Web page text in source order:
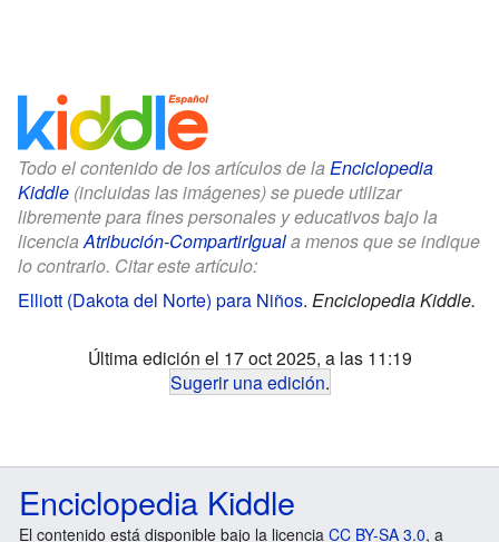
Todo el contenido de los artículos de la Enciclopedia
Kiddle (incluidas las imágenes) se puede utilizar
libremente para fines personales y educativos bajo la
licenciaAtribución-CompartirIguala menos que se indique
lo contrario. Citar este artículo:
Elliott (Dakota del Norte) para Niños. Enciclopedia Kiddle.
Última edición el 17 oct 2025, a las 11:19
Sugerir una edición.
Enciclopedia Kiddle
El contenido está disponible bajo la licencia CC BY-SA 3.0, a